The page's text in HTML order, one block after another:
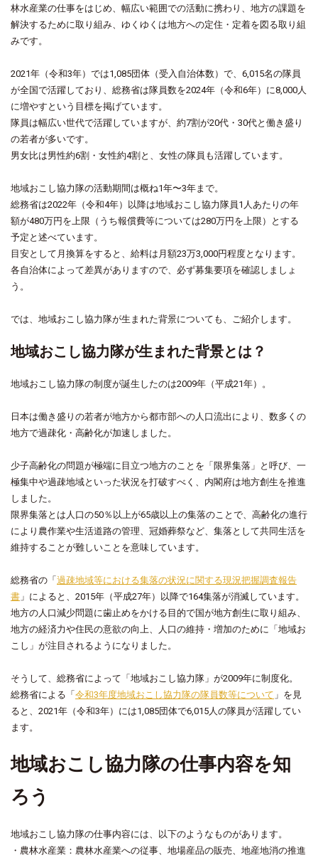
林水産業の仕事をはじめ、幅広い範囲での活動に携わり、地方の課題を
解決するために取り組み、ゆくゆくは地方への定住・定着を図る取り組
みです。
2021年（令和3年）では1,085団体（受入自治体数）で、6,015名の隊員
が全国で活躍しており、総務省は隊員数を2024年（令和6年）に8,000人
に増やすという目標を掲げています。
隊員は幅広い世代で活躍していますが、約7割が20代・30代と働き盛り
の若者が多いです。
男女比は男性約6割・女性約4割と、女性の隊員も活躍しています。
地域おこし協力隊の活動期間は概ね1年〜3年まで。
総務省は2022年（令和4年）以降は地域おこし協力隊員1人あたりの年
額が480万円を上限（うち報償費等については280万円を上限）とする
予定と述べています。
目安として月換算をすると、給料は月額23万3,000円程度となります。
各自治体によって差異がありますので、必ず募集要項を確認しましょ
う。
では、地域おこし協力隊が生まれた背景についても、ご紹介します。
地域おこし協力隊が生まれた背景とは？
地域おこし協力隊の制度が誕生したのは2009年（平成21年）。
日本は働き盛りの若者が地方から都市部への人口流出により、数多くの
地方で過疎化・高齢化が加速しました。
少子高齢化の問題が極端に目立つ地方のことを「限界集落」と呼び、一
極集中や過疎地域といった状況を打破すべく、内閣府は地方創生を推進
しました。
限界集落とは人口の50％以上が65歳以上の集落のことで、高齢化の進行
により農作業や生活道路の管理、冠婚葬祭など、集落として共同生活を
維持することが難しいことを意味しています。
総務省の「 過疎地域等における集落の状況に関する現況把握調査報告
書 」によると、2015年（平成27年）以降で164集落が消滅しています。
地方の人口減少問題に歯止めをかける目的で国が地方創生に取り組み、
地方の経済力や住民の意欲の向上、人口の維持・増加のために「地域お
こし」が注目されるようになりました。
そうして、総務省によって「地域おこし協力隊」が2009年に制度化。
総務省による「 令和3年度地域おこし協力隊の隊員数等について 」を見
ると、2021年（令和3年）には1,085団体で6,015人の隊員が活躍してい
ます。
地域おこし協力隊の仕事内容を知
ろう
地域おこし協力隊の仕事内容には、以下のようなものがあります。
・農林水産業：農林水産業への従事、地場産品の販売、地産地消の推進